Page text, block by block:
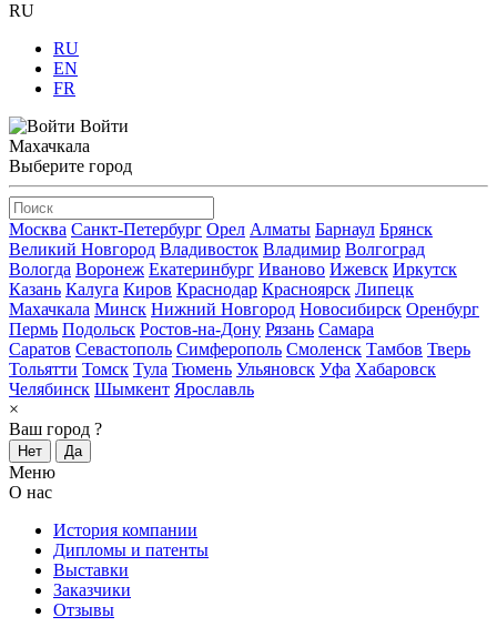
RU
RU
EN
FR
Войти
Махачкала
Выберите город
Москва Санкт-Петербург Орел Алматы Барнаул Брянск
Великий Новгород Владивосток Владимир Волгоград
Вологда Воронеж Екатеринбург Иваново Ижевск Иркутск
Казань Калуга Киров Краснодар Красноярск Липецк
Махачкала Минск Нижний Новгород Новосибирск Оренбург
Пермь Подольск Ростов-на-Дону Рязань Самара
Саратов Севастополь Симферополь Смоленск Тамбов Тверь
Тольятти Томск Тула Тюмень Ульяновск Уфа Хабаровск
Челябинск Шымкент Ярославль
×
Ваш город ?
Нет Да
Меню
О нас
История компании
Дипломы и патенты
Выставки
Заказчики
Отзывы